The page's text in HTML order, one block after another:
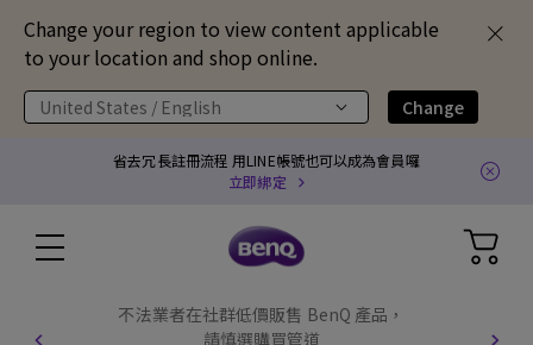
Change your region to view content applicable
to your location and shop online.
United States / English Change
省去冗長註冊流程 用LINE帳號也可以成為會員囉
立即綁定
不法業者在社群低價販售 BenQ 產品，
請慎選購買管道